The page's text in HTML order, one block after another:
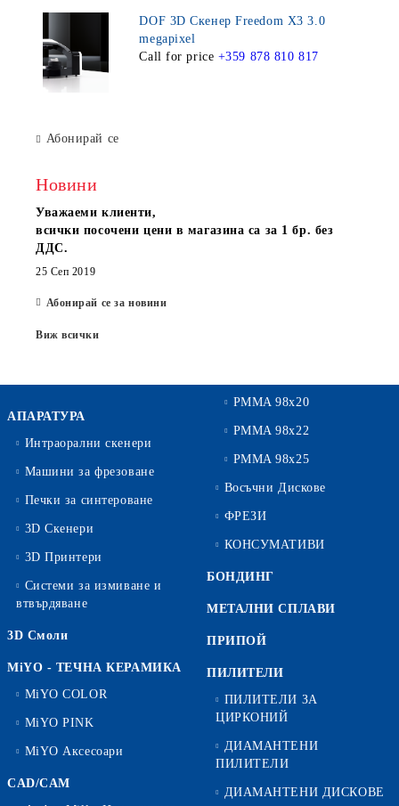
DOF 3D Скенер Freedom X3 3.0
megapixel
Call for price +359 878 810 817
Абонирай се
Новини
Уважаеми клиенти,
всички посочени цени в магазина са за 1 бр. без
ДДС.
25 Сеп 2019
Абонирай се за новини
Виж всички
АПАРАТУРА
Интраорални скенери
Машини за фрезоване
Печки за синтероване
3D Скенери
3D Принтери
Системи за измиване и
втвърдяване
3D Смоли
MiYO - ТЕЧНА КЕРАМИКА
MiYO COLOR
MiYO PINK
MiYO Аксесоари
CAD/CAM
PMMA 98x20
PMMA 98x22
PMMA 98x25
Восъчни Дискове
ФРЕЗИ
КОНСУМАТИВИ
БОНДИНГ
МЕТАЛНИ СПЛАВИ
ПРИПОЙ
ПИЛИТЕЛИ
ПИЛИТЕЛИ ЗА
ЦИРКОНИЙ
ДИАМАНТЕНИ
ПИЛИТЕЛИ
ДИАМАНТЕНИ ДИСКОВЕ